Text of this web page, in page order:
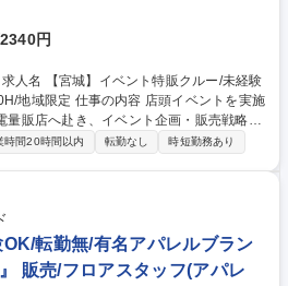
円
頭イベントを実施
量販店へ赴き、イベント企画・販売戦略の
。週ごとに異なる店舗へ移動するため、
進や店舗クルーの育成を担当いただきま
得に向けた戦略立案から提案業務に集中
に火曜と水曜。特販店舗での拡販に向けた
月曜日に特販店舗向けに実施施策の振り返
る範囲 募集職種 【宮城】イ
時間20時間以内 転勤なし 時短勤務あり
OK/転勤無/有名アパレルブラン
販売/フロアスタッフ(アパレ